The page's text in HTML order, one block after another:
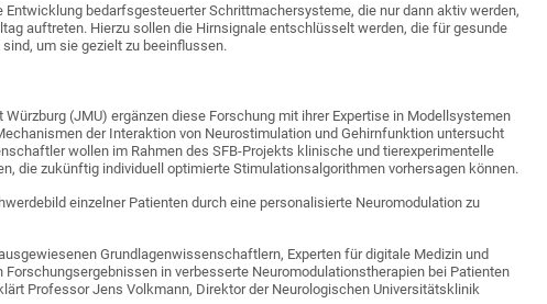
Entwicklung bedarfsgesteuerter Schrittmachersysteme, die nur dann aktiv werden,
auftreten. Hierzu sollen die Hirnsignale entschlüsselt werden, die für gesunde
um sie gezielt zu beeinflussen.
(JMU) ergänzen diese Forschung mit ihrer Expertise in Modellsystemen
der Interaktion von Neurostimulation und Gehirnfunktion untersucht
wollen im Rahmen des SFB-Projekts klinische und tierexperimentelle
die zukünftig individuell optimierte Stimulationsalgorithmen vorhersagen können.
einzelner Patienten durch eine personalisierte Neuromodulation zu
Grundlagenwissenschaftlern, Experten für digitale Medizin und
in verbesserte Neuromodulationstherapien bei Patienten
Professor Jens Volkmann, Direktor der Neurologischen Universitätsklinik